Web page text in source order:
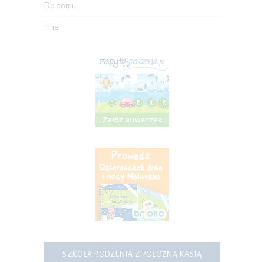
Do domu
Inne
SZKOŁA RODZENIA Z POŁOŻNĄ KASIĄ